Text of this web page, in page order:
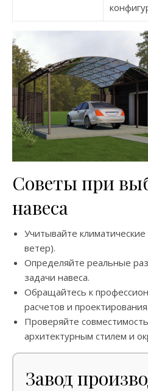
Советы при
навеса
Учитывайте климатические
ветер).
Определяйте реальные
задачи навеса.
Обращайтесь к
расчетов и проектирования.
Проверяйте
архитектурным стилем и
Завод